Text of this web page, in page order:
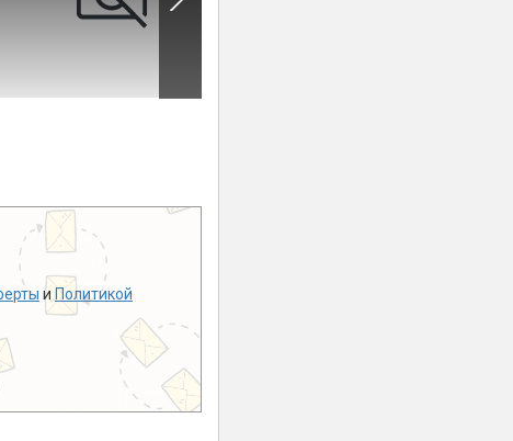
и Политикой